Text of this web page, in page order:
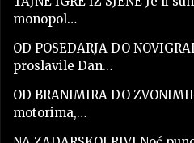
monopol…
OD POSEDARJA DO
proslavile Dan…
OD BRANIMIRA DO
motorima,…